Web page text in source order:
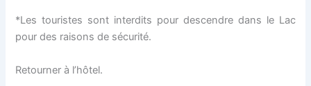
*Les touristes sont interdits pour descendre dans le Lac
pour des raisons de sécurité.
Retourner à l’hôtel.